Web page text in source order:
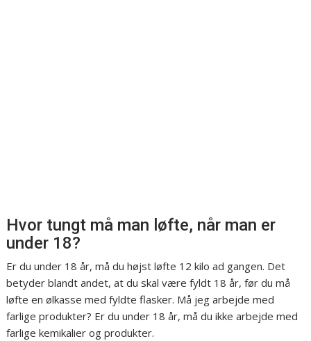
Hvor tungt må man løfte, når man er
under 18?
Er du under 18 år, må du højst løfte 12 kilo ad gangen. Det
betyder blandt andet, at du skal være fyldt 18 år, før du må
løfte en ølkasse med fyldte flasker. Må jeg arbejde med
farlige produkter? Er du under 18 år, må du ikke arbejde med
farlige kemikalier og produkter.